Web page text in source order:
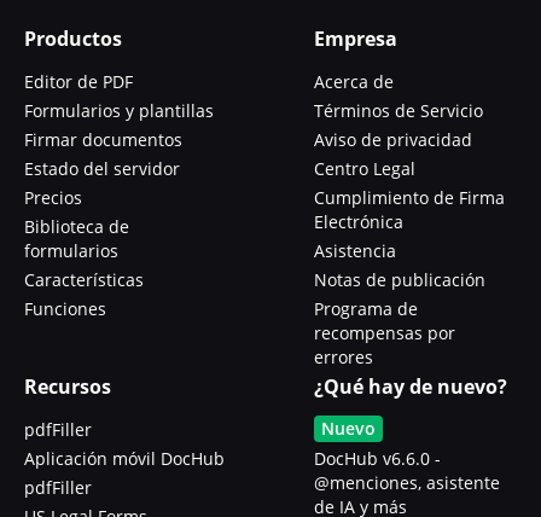
Productos
Editor de PDF
Formularios y plantillas
Firmar documentos
Estado del servidor
Precios
Biblioteca de
formularios
Características
Funciones
Empresa
Acerca de
Términos de Servicio
Aviso de privacidad
Centro Legal
Cumplimiento de Firma
Electrónica
Asistencia
Notas de publicación
Programa de
recompensas por
errores
Recursos
pdfFiller
Aplicación móvil DocHub
pdfFiller
¿Qué hay de nuevo?
Nuevo
DocHub v6.6.0 -
@menciones, asistente
de IA y más